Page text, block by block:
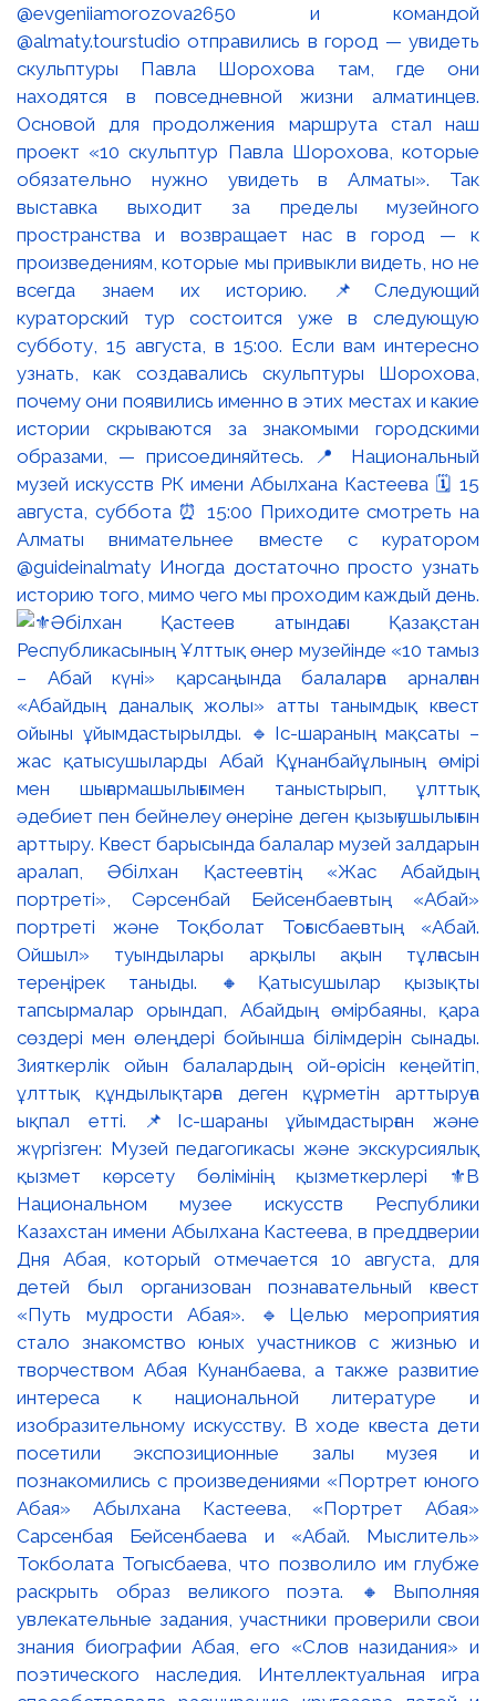
@evgeniiamorozova2650 и командой
@almaty.tourstudio отправились в город — увидеть
скульптуры Павла Шорохова там, где они
находятся в повседневной жизни алматинцев.
Основой для продолжения маршрута стал наш
проект «10 скульптур Павла Шорохова, которые
обязательно нужно увидеть в Алматы». Так
выставка выходит за пределы музейного
пространства и возвращает нас в город — к
произведениям, которые мы привыкли видеть, но не
всегда знаем их историю. 📌Следующий
кураторский тур состоится уже в следующую
субботу, 15 августа, в 15:00. Если вам интересно
узнать, как создавались скульптуры Шорохова,
почему они появились именно в этих местах и какие
истории скрываются за знакомыми городскими
образами, — присоединяйтесь. 📍 Национальный
музей искусств РК имени Абылхана Кастеева 🗓 15
августа, суббота ⏰ 15:00 Приходите смотреть на
Алматы внимательнее вместе с куратором
@guideinalmaty Иногда достаточно просто узнать
историю того, мимо чего мы проходим каждый день.